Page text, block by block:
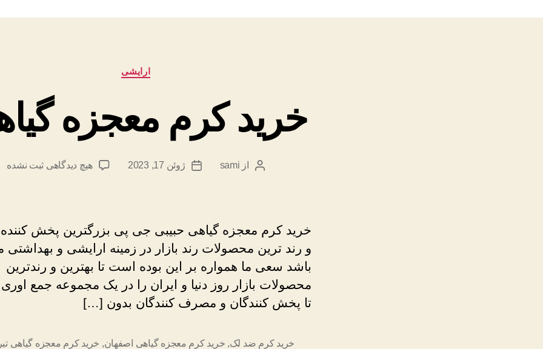
دسته‌هاارایشی
خرید کرم معجزه
نویسندهٔ
از sami
تاریخژوئن 17, 2023 هیچ دیدگاهی برای
گیاهی
ثبت نشده
خرید کرم معجزه گیاهی حبیبی جی پی بزرگترین پخش کننده
و رند ترین محصولات رند بازار در زمینه ارایشی و بهداشتی
باشد سعی ما همواره بر این بوده است تا بهترین و رندترین
محصولات بازار روز دنیا و ایران را در یک مجموعه جمع اوری
تا پخش کنندگان و مصرف کنندگان بدون […]
خرید کرم ضد لک, خرید کرم معجزه گیاهی اصفهان, خرید کرم معجزه گیاهی